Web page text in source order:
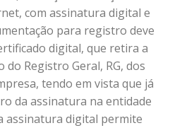
com assinatura digital e
para registro deve
digital, que retira a
Registro Geral, RG, dos
tendo em vista que já
da assinatura na entidade
assinatura digital permite